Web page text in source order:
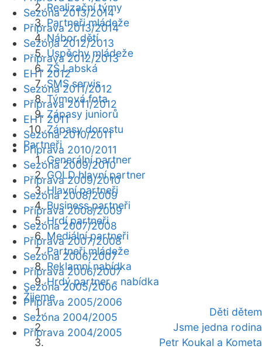
Realizační týmy
Partneři mládeže
Nábor dětí
Úspěchy mládeže
ZŠ Labská
SMS servis
Týmová fota
Zápasy juniorů
Zápasy dorostu
Partneři
Generální partner
GOLD hlavní partner
Hlavní partneři
Business partneři
Hrdí partneři
Mediální partneři
Partneři mládeže
Reklamní nabídka
Hrdý partner - nabídka
Žijeme
Děti dětem
Jsme jedna rodina
Petr Koukal a Kometa
Sezóna 2013/2014
Příprava 2013/2014
Sezóna 2012/2013
Příprava 2012/2013
EHT 2012
Sezóna 2011/2012
Příprava 2011/2012
EHT 2011
Sezóna 2010/2011
Příprava 2010/2011
Sezóna 2009/2010
Příprava 2009/2010
Sezóna 2008/2009
Příprava 2008/2009
Sezóna 2007/2008
Příprava 2007/2008
Sezóna 2006/2007
Příprava 2006/2007
Sezóna 2005/2006
Příprava 2005/2006
Sezóna 2004/2005
Příprava 2004/2005